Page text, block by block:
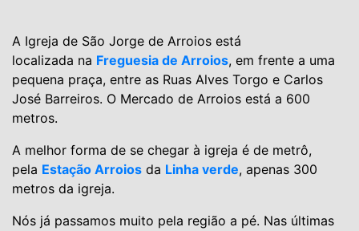
A Igreja de São Jorge de Arroios está
localizada na Freguesia de Arroios, em frente a uma
pequena praça, entre as Ruas Alves Torgo e Carlos
José Barreiros. O Mercado de Arroios está a 600
metros.
A melhor forma de se chegar à igreja é de metrô,
pela Estação Arroios da Linha verde, apenas 300
metros da igreja.
Nós já passamos muito pela região a pé. Nas últimas